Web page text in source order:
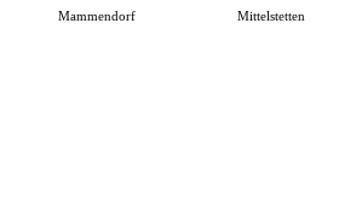
Mammendorf Mittelstetten